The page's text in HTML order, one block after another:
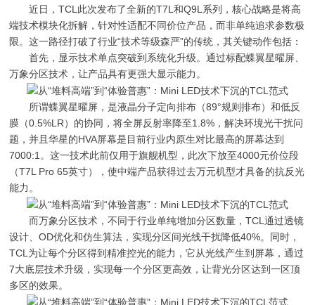
近日，TCL此次发布了全新的T7L和Q9L系列，核心战略是将高
端技术模块化拆解，针对性适配不同价位产品，而非单纯追求参数极
限。这一路径打破了行业“技术等级森严”的传统，其关键动作包括：
首先，显示技术单点突破到系统化升级。通过标配蝶翼星曜屏、
万象分区技术，让产品具有更强大显示能力。
所谓蝶翼星曜屏，是液晶分子定向排布（89°规则排布）和低反
膜（0.5%LR）的协同，将全屏反射率降至1.8%，解决环境光干扰问
题，并且华星的HVA屏幕是目前行业内原生对比最高的屏幕达到
7000:1。这一技术此前仅用于旗舰机型，此次下放至4000元价位段
（T7L Pro 65英寸），使中端产品获得过去万元机型才具备的抗反光
能力。
而万象分区技术，不同于行业单纯增加分区数量，TCL通过透镜
设计、OD优化和仿生算法，实现分区间光线干扰降低40%。同时，
TCL为让每个分区得到精准控光的能力，它从光线产生到屏幕，通过
7大底层技术升级，实现每一个分区更高效，让背光分区达到一区顶
多区的效果。